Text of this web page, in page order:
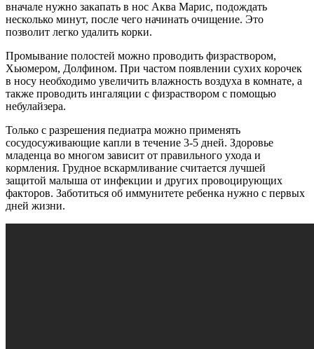
вначале нужно закапать в нос Аква Марис, подождать
несколько минут, после чего начинать очищение. Это
позволит легко удалить корки.
Промывание полостей можно проводить физраствором,
Хьюмером, Долфином. При частом появлении сухих корочек
в носу необходимо увеличить влажность воздуха в комнате, а
также проводить ингаляции с физраствором с помощью
небулайзера.
Только с разрешения педиатра можно применять
сосудосуживающие капли в течение 3-5 дней. Здоровье
младенца во многом зависит от правильного ухода и
кормления. Грудное вскармливание считается лучшей
защитой малыша от инфекции и других провоцирующих
факторов. Заботиться об иммунитете ребенка нужно с первых
дней жизни.